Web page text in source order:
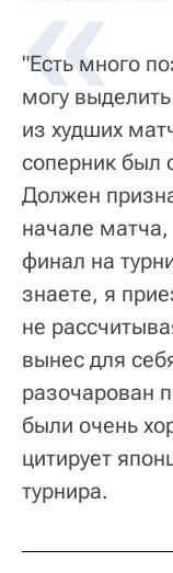
"Есть много
могу
из худших
соперник был
Должен
начале
финал на
знаете, я
не
вынес для
разочарован
были очень
цитирует
турнира.